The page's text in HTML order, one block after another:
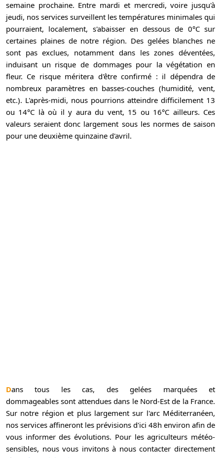
semaine prochaine. Entre mardi et mercredi, voire jusqu'à
jeudi, nos services surveillent les températures minimales qui
pourraient, localement, s'abaisser en dessous de 0°C sur
certaines plaines de notre région. Des gelées blanches ne
sont pas exclues, notamment dans les zones déventées,
induisant un risque de dommages pour la végétation en
fleur. Ce risque méritera d'être confirmé : il dépendra de
nombreux paramètres en basses-couches (humidité, vent,
etc.). L'après-midi, nous pourrions atteindre difficilement 13
ou 14°C là où il y aura du vent, 15 ou 16°C ailleurs. Ces
valeurs seraient donc largement sous les normes de saison
pour une deuxième quinzaine d'avril.
Dans tous les cas, des gelées marquées et
dommageables sont attendues dans le Nord-Est de la France.
Sur notre région et plus largement sur l'arc Méditerranéen,
nos services affineront les prévisions d'ici 48h environ afin de
vous informer des évolutions. Pour les agriculteurs météo-
sensibles, nous vous invitons à nous contacter directement